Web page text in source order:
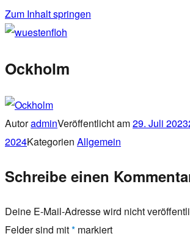
Zum Inhalt springen
wuestenfloh
Ockholm
AutoradminVeröffentlicht am29. Juli 2023
2024Kategorien Allgemein
Schreibe einen
Deine E-Mail-Adresse wird nicht
Felder sind mit* markiert